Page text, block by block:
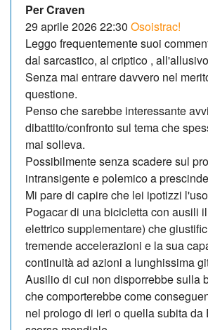
Per Craven
29 aprile 2026 22:30 Osoistrac!
Leggo frequentemente suoi
dal sarcastico, al criptico ,
Senza mai entrare davvero nel
questione.
Penso che sarebbe interessante
dibattito/confronto sul tema che
mai solleva.
Possibilmente senza scadere sul
intransigente e polemico a
Mi pare di capire che lei ipotizzi
Pogacar di una bicicletta con ausili
elettrico supplementare) che
tremende accelerazioni e la sua
continuità ad azioni a lunghissima
Ausilio di cui non disporrebbe sulla
che comporterebbe come
nel prologo di ieri o quella subita